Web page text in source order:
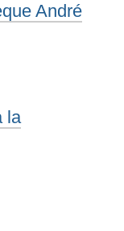
André
la